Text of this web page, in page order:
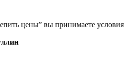
цены” вы принимаете условия